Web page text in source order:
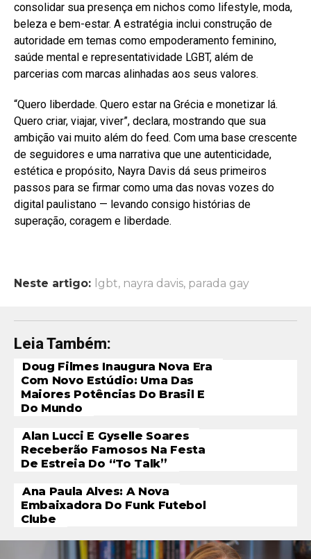
consolidar sua presença em nichos como lifestyle, moda,
beleza e bem-estar. A estratégia inclui construção de
autoridade em temas como empoderamento feminino,
saúde mental e representatividade LGBT, além de
parcerias com marcas alinhadas aos seus valores.
“Quero liberdade. Quero estar na Grécia e monetizar lá.
Quero criar, viajar, viver”, declara, mostrando que sua
ambição vai muito além do feed. Com uma base crescente
de seguidores e uma narrativa que une autenticidade,
estética e propósito, Nayra Davis dá seus primeiros
passos para se firmar como uma das novas vozes do
digital paulistano — levando consigo histórias de
superação, coragem e liberdade.
Neste artigo: lgbt, nayra davis, parada gay
Leia Também:
Doug Filmes Inaugura Nova Era
Com Novo Estúdio: Uma Das
Maiores Potências Do Brasil E
Do Mundo
Alan Lucci E Gyselle Soares
Receberão Famosos Na Festa
De Estreia Do “To Talk”
Ana Paula Alves: A Nova
Embaixadora Do Funk Futebol
Clube